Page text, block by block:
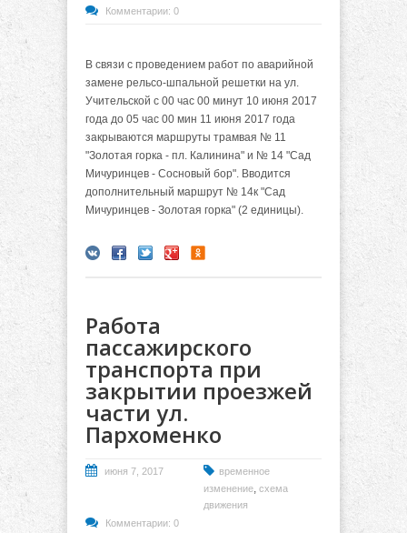
Комментарии: 0
В связи с проведением работ по аварийной
замене рельсо-шпальной решетки на ул.
Учительской с 00 час 00 минут 10 июня 2017
года до 05 час 00 мин 11 июня 2017 года
закрываются маршруты трамвая № 11
"Золотая горка - пл. Калинина" и № 14 "Сад
Мичуринцев - Сосновый бор". Вводится
дополнительный маршрут № 14к "Сад
Мичуринцев - Золотая горка" (2 единицы).
Работа
пассажирского
транспорта при
закрытии проезжей
части ул.
Пархоменко
июня 7, 2017
временное
изменение, схема
движения
Комментарии: 0